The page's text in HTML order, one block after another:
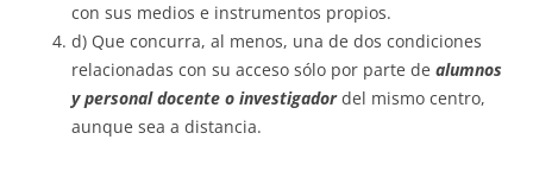
con sus medios e instrumentos propios.
d) Que concurra, al menos, una de dos condiciones
relacionadas con su acceso sólo por parte de alumnos
y personal docente o investigadordel mismo centro,
aunque sea a distancia.